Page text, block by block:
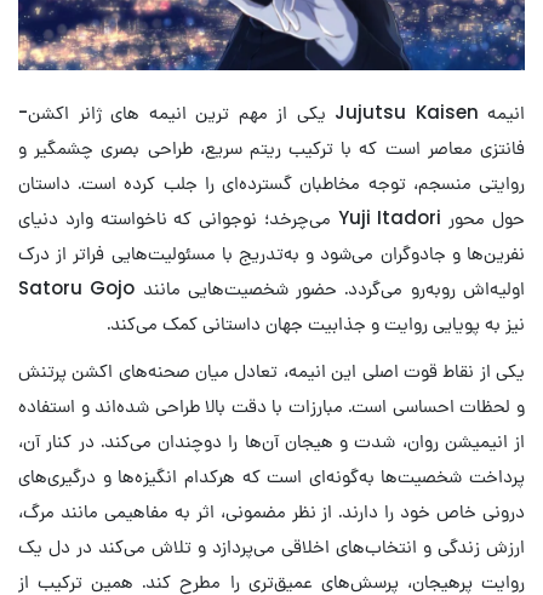
انیمه Jujutsu Kaisen یکی از مهم ترین انیمه های ژانر اکشن-
فانتزی معاصر است که با ترکیب ریتم سریع، طراحی بصری چشمگیر و
روایتی منسجم، توجه مخاطبان گسترده‌ای را جلب کرده است. داستان
حول محور Yuji Itadori می‌چرخد؛ نوجوانی که ناخواسته وارد دنیای
نفرین‌ها و جادوگران می‌شود و به‌تدریج با مسئولیت‌هایی فراتر از درک
اولیه‌اش روبه‌رو می‌گردد. حضور شخصیت‌هایی مانند Satoru Gojo
نیز به پویایی روایت و جذابیت جهان داستانی کمک می‌کند.
یکی از نقاط قوت اصلی این انیمه، تعادل میان صحنه‌های اکشن پرتنش
و لحظات احساسی است. مبارزات با دقت بالا طراحی شده‌اند و استفاده
از انیمیشن روان، شدت و هیجان آن‌ها را دوچندان می‌کند. در کنار آن،
پرداخت شخصیت‌ها به‌گونه‌ای است که هرکدام انگیزه‌ها و درگیری‌های
درونی خاص خود را دارند. از نظر مضمونی، اثر به مفاهیمی مانند مرگ،
ارزش زندگی و انتخاب‌های اخلاقی می‌پردازد و تلاش می‌کند در دل یک
روایت پرهیجان، پرسش‌های عمیق‌تری را مطرح کند. همین ترکیب از